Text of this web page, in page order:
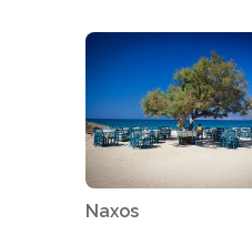
Naxos